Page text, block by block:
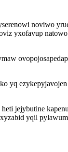
noviwo
yxofavup
yq
jejybutine
yqil